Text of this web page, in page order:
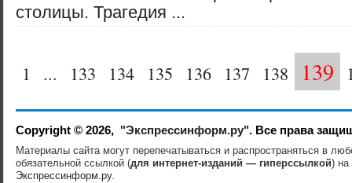
столицы. Трагедия ...
1 ... 133 134 135 136 137 138 139
Copyright © 2026, "Экспрессинформ.ру". Все права
Материалы сайта могут перепечатываться и распространяться в
обязательной ссылкой (для интернет-изданий — гиперссылкой) на
Экспрессинформ.ру.